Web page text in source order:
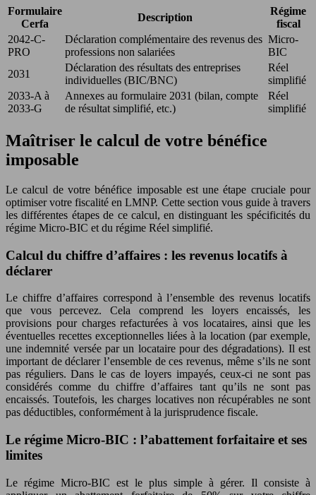
Formulaire
Cerfa
Description
Régime
fiscal
2042-C-
PRO
Déclaration complémentaire des revenus des
professions non salariées
Micro-
BIC
2031
Déclaration des résultats des entreprises
individuelles (BIC/BNC)
Réel
simplifié
2033-A à
2033-G
Annexes au formulaire 2031 (bilan, compte
de résultat simplifié, etc.)
Réel
simplifié
Maîtriser le calcul de votre bénéfice
imposable
Le calcul de votre bénéfice imposable est une étape cruciale pour
optimiser votre fiscalité en LMNP. Cette section vous guide à travers
les différentes étapes de ce calcul, en distinguant les spécificités du
régime Micro-BIC et du régime Réel simplifié.
Calcul du chiffre d’affaires : les revenus locatifs à
déclarer
Le chiffre d’affaires correspond à l’ensemble des revenus locatifs
que vous percevez. Cela comprend les loyers encaissés, les
provisions pour charges refacturées à vos locataires, ainsi que les
éventuelles recettes exceptionnelles liées à la location (par exemple,
une indemnité versée par un locataire pour des dégradations). Il est
important de déclarer l’ensemble de ces revenus, même s’ils ne sont
pas réguliers. Dans le cas de loyers impayés, ceux-ci ne sont pas
considérés comme du chiffre d’affaires tant qu’ils ne sont pas
encaissés. Toutefois, les charges locatives non récupérables ne sont
pas déductibles, conformément à la jurisprudence fiscale.
Le régime Micro-BIC : l’abattement forfaitaire et ses
limites
Le régime Micro-BIC est le plus simple à gérer. Il consiste à